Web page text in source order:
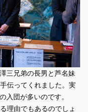
三兄弟の長男と芦名妹
伝ってくれました。実
入団が多いのです。
理由でもあるのでしょ